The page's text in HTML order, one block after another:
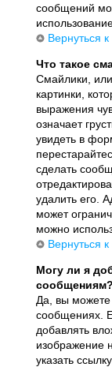
сообщений
Вернуться
Что такое
Смайлики,
картинки,
выражения
означает
увидеть в
сделать
удалить его.
может
можно
Вернуться
Могу ли я
сообщениям?
Да, вы
сообщениях.
добавлять
изображение
указать